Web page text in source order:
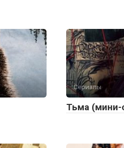
Сериалы
Тьма (мини-